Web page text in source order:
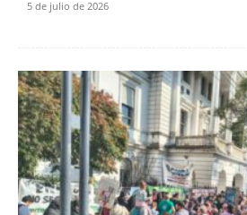
5 de julio de 2026